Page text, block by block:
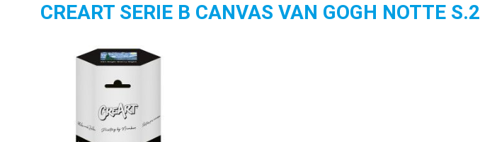
CREART SERIE B CANVAS VAN GOGH NOTTE S.2